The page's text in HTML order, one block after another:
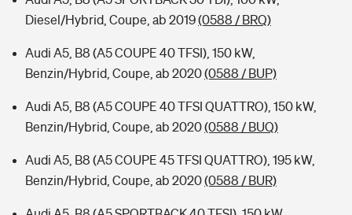
Diesel/Hybrid, Coupe, ab 2019(0588 / BRQ)
Audi A5, B8 (A5 COUPE 40 TFSI), 150 kW,
Benzin/Hybrid, Coupe, ab 2020(0588 / BUP)
Audi A5, B8 (A5 COUPE 40 TFSI QUATTRO), 150 kW,
Benzin/Hybrid, Coupe, ab 2020(0588 / BUQ)
Audi A5, B8 (A5 COUPE 45 TFSI QUATTRO), 195 kW,
Benzin/Hybrid, Coupe, ab 2020(0588 / BUR)